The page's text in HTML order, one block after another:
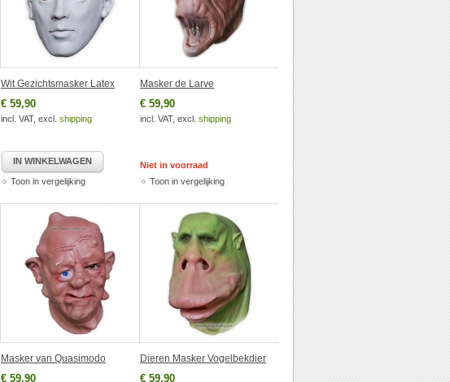
Wit Gezichtsmasker Latex
€ 59,90
incl. VAT, excl. shipping
IN WINKELWAGEN
Toon in vergelijking
Masker de Larve
€ 59,90
incl. VAT, excl. shipping
Niet in voorraad
Toon in vergelijking
Masker van Quasimodo
€ 59,90
Dieren Masker Vogelbekdier
€ 59,90